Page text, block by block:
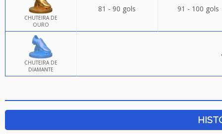
CHUTEIRA DE
OURO
81 - 90 gols 91 - 100 gols
CHUTEIRA DE
DIAMANTE